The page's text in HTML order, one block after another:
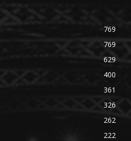
769
769
629
400
361
326
262
222